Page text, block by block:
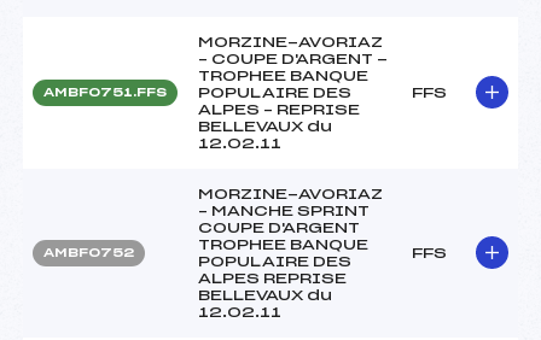
AMBF0751.FFS
MORZINE-AVORIAZ
– COUPE D'ARGENT -
TROPHEE BANQUE
POPULAIRE DES
ALPES – REPRISE
BELLEVAUX du
12.02.11
FFS
AMBF0752
MORZINE-AVORIAZ
– MANCHE SPRINT
COUPE D'ARGENT
TROPHEE BANQUE
POPULAIRE DES
ALPES REPRISE
BELLEVAUX du
12.02.11
FFS